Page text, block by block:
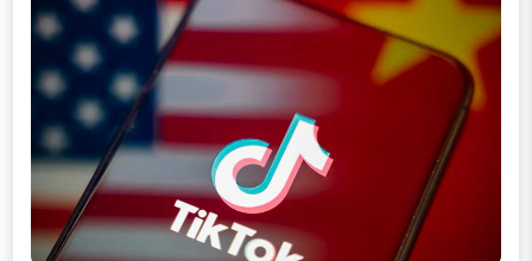
ترامپ: اوراکل و مرداک در مدیریت جدید تیک‌تاک سرمایه‌گذاری